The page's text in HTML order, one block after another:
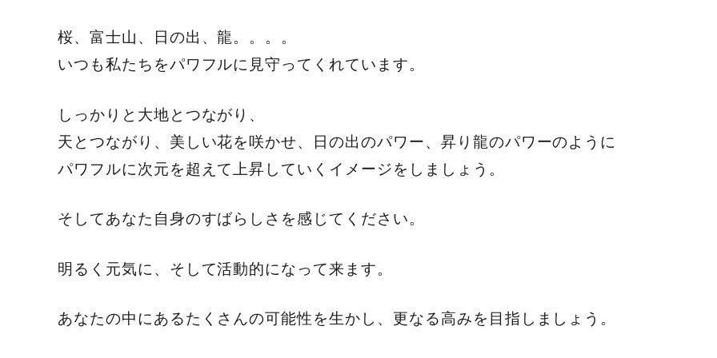
桜、富士山、日の出、龍。。。。
いつも私たちをパワフルに見守ってくれています。
しっかりと大地とつながり、
天とつながり、美しい花を咲かせ、日の出のパワー、昇り龍のパワーのように
パワフルに次元を超えて上昇していくイメージをしましょう。
そしてあなた自身のすばらしさを感じてください。
明るく元気に、そして活動的になって来ます。
あなたの中にあるたくさんの可能性を生かし、更なる高みを目指しましょう。